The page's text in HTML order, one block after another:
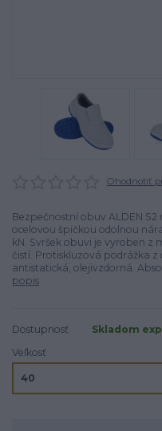
Ohodnotiť
Bezpečnostní obuv ALDEN
ocelovou špičkou odolnou
kN. Svršek obuvi je vyroben z
čistí. Protiskluzová podrážka
antistatická, olejivzdorná.
popis
Dostupnosť
Skladom
Veľkosť